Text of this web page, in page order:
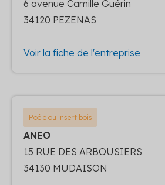
6 avenue Camille Guérin
34120 PEZENAS
Voir la fiche de l'entreprise
Poêle ou insert bois
ANEO
15 RUE DES ARBOUSIERS
34130 MUDAISON